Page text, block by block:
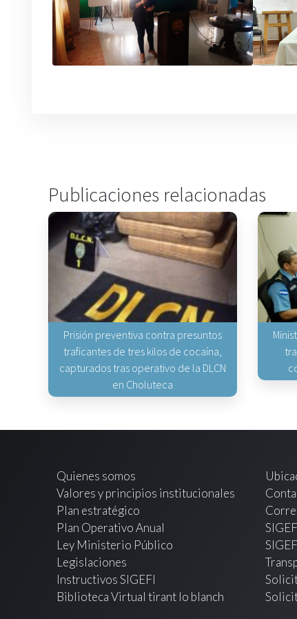
Publicaciones relacionadas
Prisión preventiva contra presuntos
traficantes de tres kilos de cocaína,
capturados tras operativo de la DLCN
en Choluteca
Quienes somos
Valores y principios institucionales
Plan estratégico
Plan Operativo Anual
Ley Ministerio Público
Legislaciones
Instructivos SIGEFI
Biblioteca Virtual tirant lo blanch